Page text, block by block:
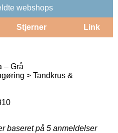
webshops
Stjerner Link
– Grå
> Tandkrus &
baseret på 5 anmeldelser